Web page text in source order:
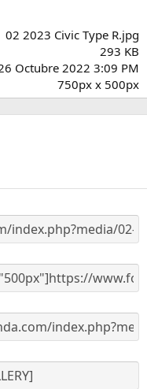
l
a
(
02 2023 Civic Type R.jpg
293 KB
Octubre 2022 3:09 PM
750px x 500px